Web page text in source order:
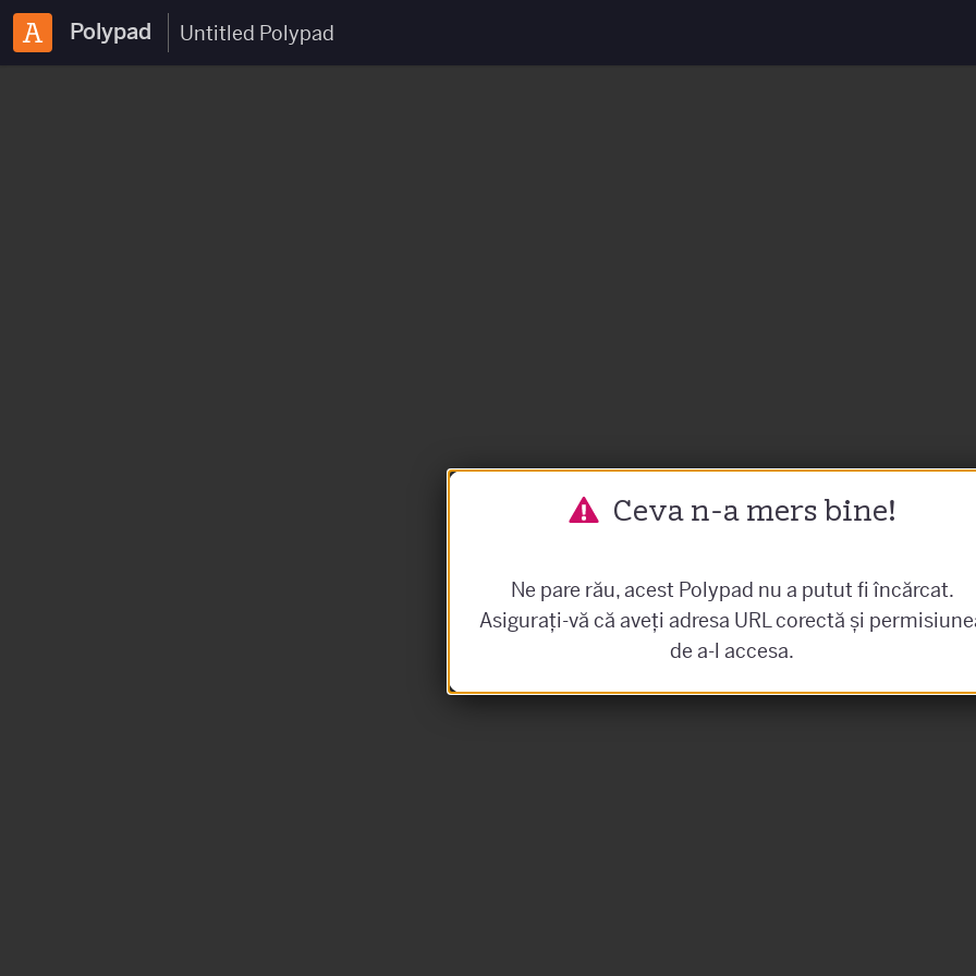
Polypad
Ceva n-a mers bine!
Ne pare rău, acest Polypad nu a putut fi încărcat.
Asigurați-vă că aveți adresa URL corectă și
de a-l accesa.